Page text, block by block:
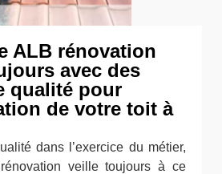
ALB rénovation
avec des
qualité pour
de votre toit à
dans l’exercice du métier,
rénovation veille toujours à ce